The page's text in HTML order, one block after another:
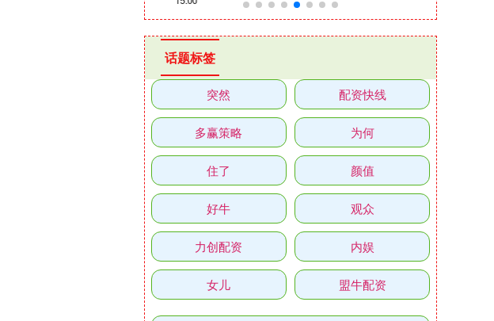
话题标签
突然 配资快线
多赢策略 为何
住了 颜值
好牛 观众
力创配资 内娱
女儿 盟牛配资